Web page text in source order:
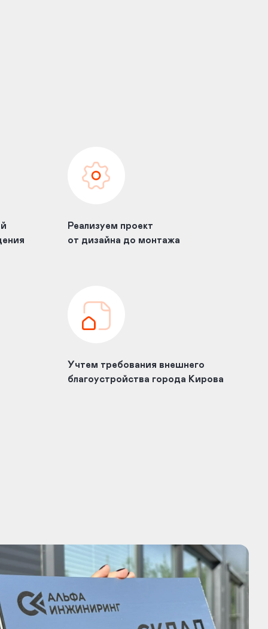
Реализуем проект
от дизайна до монтажа
Учтем требования внешнего
благоустройства города Кирова